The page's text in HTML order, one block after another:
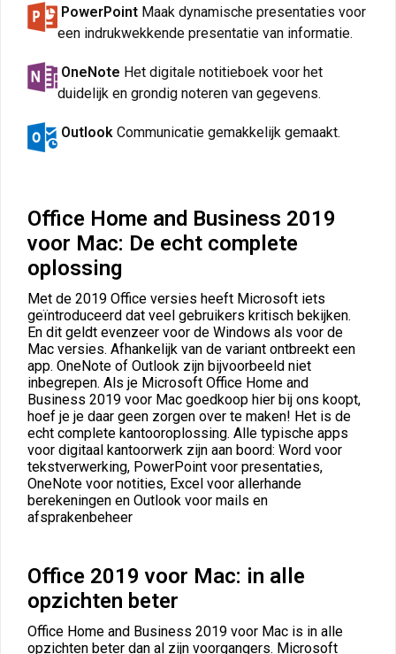
PowerPoint Maak dynamische presentaties voor
een indrukwekkende presentatie van informatie.
OneNote Het digitale notitieboek voor het
duidelijk en grondig noteren van gegevens.
Outlook Communicatie gemakkelijk gemaakt.
Office Home and Business 2019
voor Mac: De echt complete
oplossing
Met de 2019 Office versies heeft Microsoft iets
geïntroduceerd dat veel gebruikers kritisch bekijken.
En dit geldt evenzeer voor de Windows als voor de
Mac versies. Afhankelijk van de variant ontbreekt een
app. OneNote of Outlook zijn bijvoorbeeld niet
inbegrepen. Als je Microsoft Office Home and
Business 2019 voor Mac goedkoop hier bij ons koopt,
hoef je je daar geen zorgen over te maken! Het is de
echt complete kantooroplossing. Alle typische apps
voor digitaal kantoorwerk zijn aan boord: Word voor
tekstverwerking, PowerPoint voor presentaties,
OneNote voor notities, Excel voor allerhande
berekeningen en Outlook voor mails en
afsprakenbeheer
Office 2019 voor Mac: in alle
opzichten beter
Office Home and Business 2019 voor Mac is in alle
opzichten beter dan al zijn voorgangers. Microsoft